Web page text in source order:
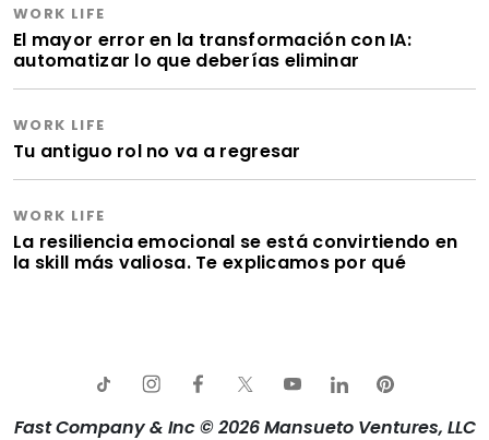
WORK LIFE
El mayor error en la transformación con IA:
automatizar lo que deberías eliminar
WORK LIFE
Tu antiguo rol no va a regresar
WORK LIFE
La resiliencia emocional se está convirtiendo en
la skill más valiosa. Te explicamos por qué
Fast Company & Inc © 2026 Mansueto Ventures, LLC